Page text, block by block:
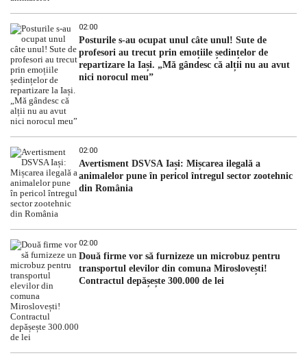
02:00
Posturile s-au ocupat unul câte unul! Sute de
profesori au trecut prin emoțiile ședințelor de
repartizare la Iași. „Mă gândesc că alții nu au avut
nici norocul meu”
02:00
Avertisment DSVSA Iași: Mișcarea ilegală a
animalelor pune în pericol întregul sector zootehnic
din România
02:00
Două firme vor să furnizeze un microbuz pentru
transportul elevilor din comuna Miroslovești!
Contractul depășește 300.000 de lei